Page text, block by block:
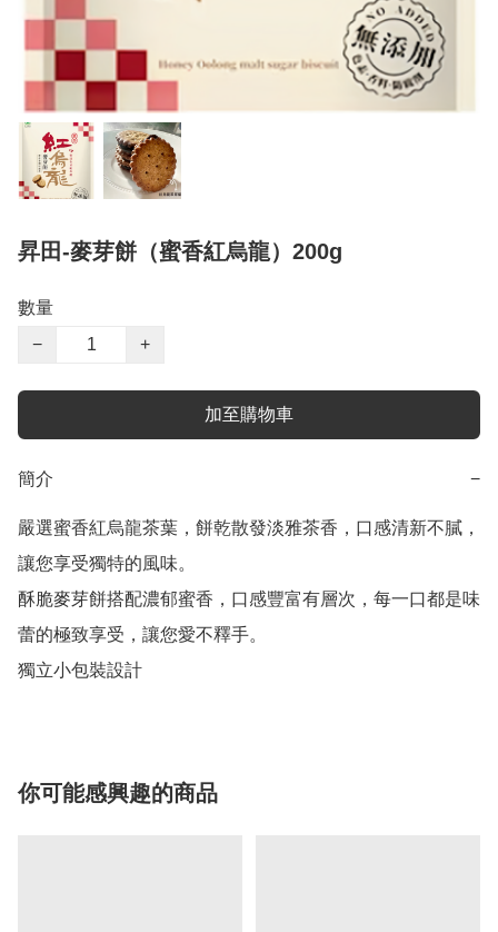
昇田-麥芽餅（蜜香紅烏龍）200g
數量
−
+
加至購物車
簡介 −
嚴選蜜香紅烏龍茶葉，餅乾散發淡雅茶香，口感清新不膩，
讓您享受獨特的風味。
酥脆麥芽餅搭配濃郁蜜香，口感豐富有層次，每一口都是味
蕾的極致享受，讓您愛不釋手。
獨立小包裝設計
你可能感興趣的商品